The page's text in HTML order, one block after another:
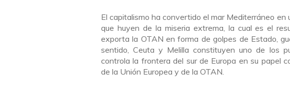
El capitalismo ha convertido el mar Mediterráneo
que huyen de la miseria extrema, la cual es el
exporta la OTAN en forma de golpes de Estado,
sentido, Ceuta y Melilla constituyen uno de los
controla la frontera del sur de Europa en su papel
de la Unión Europea y de la OTAN.